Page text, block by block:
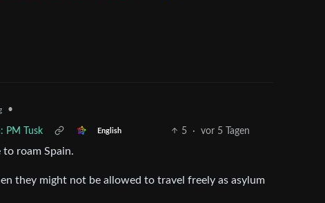
•
PM Tusk English 5 · vor 5 Tagen
roam Spain.
they might not be allowed to travel freely as asylum